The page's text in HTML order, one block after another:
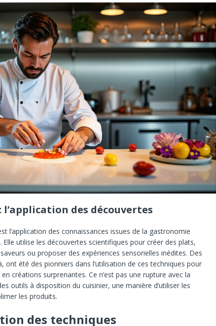
des découvertes
l’application des connaissances issues de la gastronomie
utilise les découvertes scientifiques pour créer des plats,
ou proposer des expériences sensorielles inédites. Des
ont été des pionniers dans l’utilisation de ces techniques pour
créations surprenantes. Ce n’est pas une rupture avec la
outils à disposition du cuisinier, une manière d’utiliser les
les produits.
des techniques